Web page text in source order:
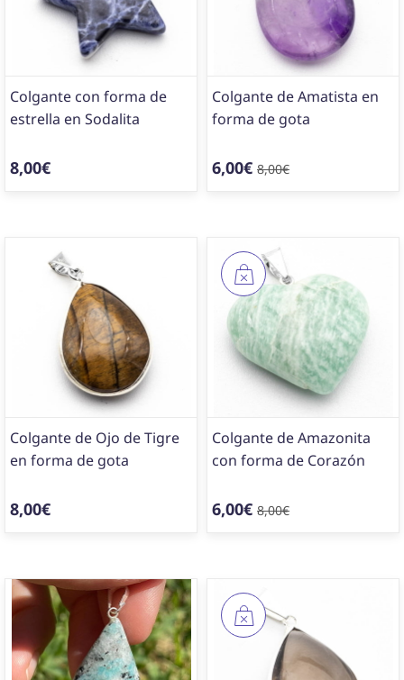
Colgante con forma de
estrella en Sodalita
8,00€
Colgante de Amatista en
forma de gota
6,00€ 8,00€
Colgante de Ojo de Tigre
en forma de gota
8,00€
Colgante de Amazonita
con forma de Corazón
6,00€ 8,00€